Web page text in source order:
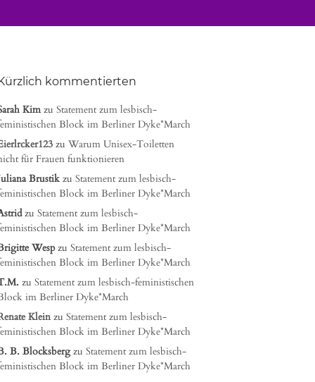
kommentierten
Kimzu Statement zum lesbisch-
Block im Berliner Dyke*March
zu Warum Unisex-Toiletten
für Frauen funktionieren
Brustik zu Statement zum lesbisch-
Block im Berliner Dyke*March
zu Statement zum lesbisch-
Block im Berliner Dyke*March
Wespzu Statement zum lesbisch-
Block im Berliner Dyke*March
zu Statement zum lesbisch-feministischen
im Berliner Dyke*March
Kleinzu Statement zum lesbisch-
Block im Berliner Dyke*March
B. Blocksbergzu Statement zum lesbisch-
Block im Berliner Dyke*March